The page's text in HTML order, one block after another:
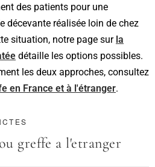
des patients pour une
décevante réalisée loin de chez
situation, notre page sur la
détaille les options possibles.
les deux approches, consultez
en France et à l'étranger.
greffe a l'etranger